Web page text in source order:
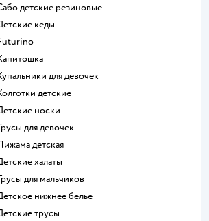
Сабо детские резиновые
Детские кеды
Futurino
Капитошка
Купальники для девочек
Колготки детские
Детские носки
Трусы для девочек
Пижама детская
Детские халаты
Трусы для мальчиков
Детское нижнее белье
Детские трусы